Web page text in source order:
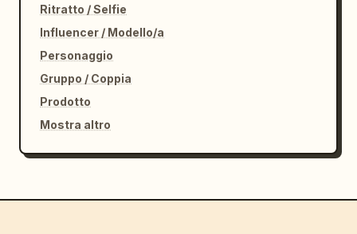
Ritratto / Selfie
Influencer / Modello/a
Personaggio
Gruppo / Coppia
Prodotto
Mostra altro